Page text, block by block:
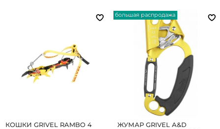
КОШКИ GRIVEL RAMBO 4
большая распродажа
ЖУМАР GRIVEL A&D